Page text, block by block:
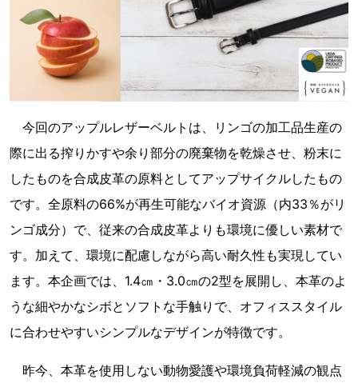
今回のアップルレザーベルトは、リンゴの加工品生産の
際に出る搾りかすや余り部分の廃棄物を乾燥させ、粉末に
したものを合成皮革の原料としてアップサイクルしたもの
です。全原料の66%が再生可能なバイオ資源（内33％がリ
ンゴ成分）で、従来の合成皮革よりも環境に優しい素材で
す。加えて、環境に配慮しながら高い耐久性も実現してい
ます。本企画では、1.4㎝・3.0㎝の2型を展開し、本革のよ
うな細やかなシボとソフトな手触りで、オフィススタイル
に合わせやすいシンプルなデザインが特徴です。
昨今、本革を使用しない動物愛護や環境負荷軽減の観点